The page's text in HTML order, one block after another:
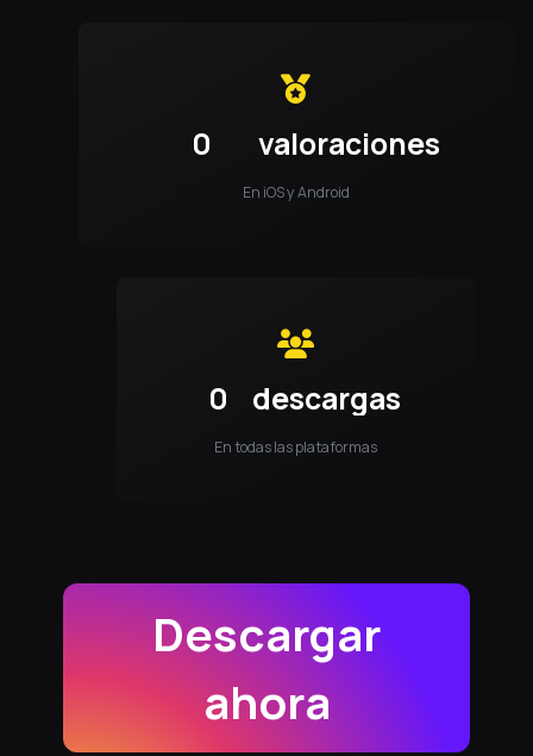
0 valoraciones
En iOS y Android
0 descargas
En todas las plataformas
Descargar
ahora